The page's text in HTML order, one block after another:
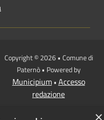
Copyright © 2026 • Comune di
Paternò • Powered by
Municipium• Accesso
redazione